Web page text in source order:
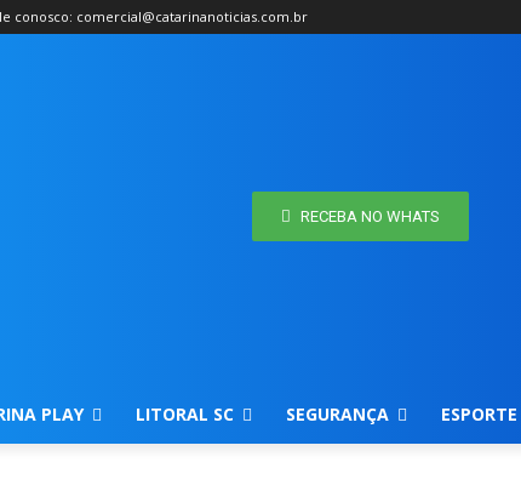
conosco: comercial@catarinanoticias.com.br
RECEBA NO WHATS
PLAY LITORAL SC SEGURANÇA ESPORTE